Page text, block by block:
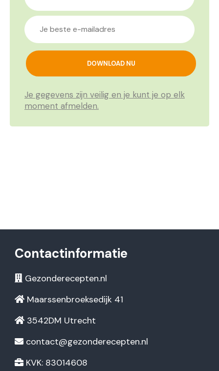
Je gegevens zijn veilig en je kunt je op elk
moment afmelden.
Contactinformatie
Gezonderecepten.nl
Maarssenbroeksedijk 41
3542DM Utrecht
contact@gezonderecepten.nl
KVK: 83014608